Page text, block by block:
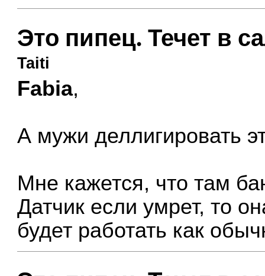
Это пипец. Течет в
Taiti
Fabia,
А мужи деллигировать
Мне кажется, что там
Датчик если умрет, то
будет работать как